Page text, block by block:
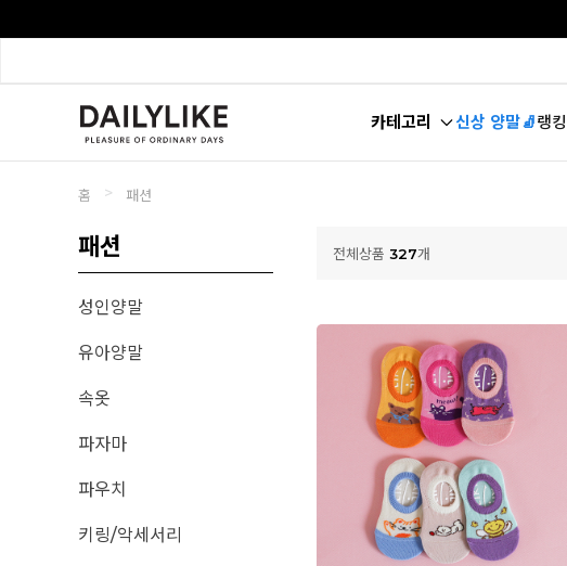
카테고리 신상 양말🧦랭킹
홈 > 패션
패션
성인양말
유아양말
속옷
파자마
파우치
키링/악세서리
전체상품 327개